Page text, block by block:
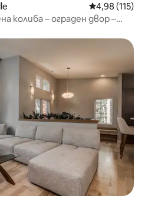
Средна
4,98 (115)
колиба – ограден двор –